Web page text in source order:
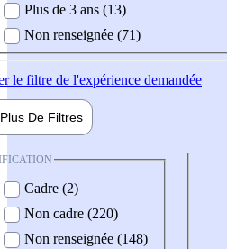
Plus de 3 ans (13)
Non renseignée (71)
le filtre de l'expérience demandée
Plus De Filtres
Cadre (2)
Non cadre (220)
Non renseignée (148)